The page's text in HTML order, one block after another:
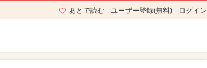
あとで読む ユーザー登録(無料) ログイン